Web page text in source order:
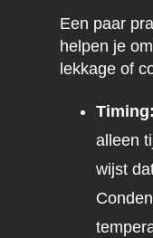
Een paar
helpen je
lekkage of
Timing:
alleen
wijst